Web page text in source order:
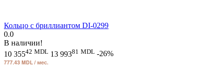
Кольцо с бриллиантом DI-0299
0.0
В наличии!
10 35542 MDL 13 99381 MDL -26%
777.43 MDL / мес.